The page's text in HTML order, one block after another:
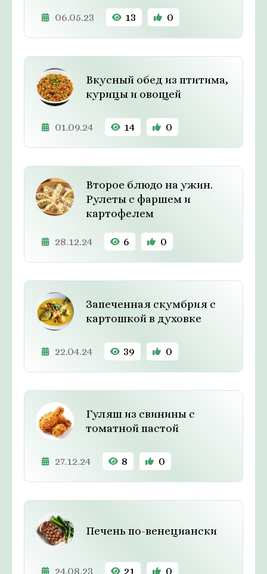
06.05.23 13 0
Вкусный обед из птитима,
курицы и овощей
01.09.24 14 0
Второе блюдо на ужин.
Рулеты с фаршем и
картофелем
28.12.24 6 0
Запеченная скумбрия с
картошкой в духовке
22.04.24 39 0
Гуляш из свинины с
томатной пастой
27.12.24 8 0
Печень по-венециански
24.08.23 21 0